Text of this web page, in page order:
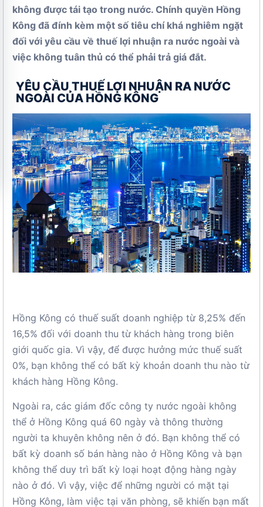
không được tái tạo trong nước. Chính quyền Hồng
Kông đã đính kèm một số tiêu chí khá nghiêm ngặt
đối với yêu cầu về thuế lợi nhuận ra nước ngoài và
việc không tuân thủ có thể phải trả giá đắt.
YÊU CẦU THUẾ LỢI NHUẬN RA NƯỚC
NGOÀI CỦA HỒNG KÔNG
Hồng Kông có thuế suất doanh nghiệp từ 8,25% đến
16,5% đối với doanh thu từ khách hàng trong biên
giới quốc gia. Vì vậy, để được hưởng mức thuế suất
0%, bạn không thể có bất kỳ khoản doanh thu nào từ
khách hàng Hồng Kông.
Ngoài ra, các giám đốc công ty nước ngoài không
thể ở Hồng Kông quá 60 ngày và thông thường
người ta khuyên không nên ở đó. Bạn không thể có
bất kỳ doanh số bán hàng nào ở Hồng Kông và bạn
không thể duy trì bất kỳ loại hoạt động hàng ngày
nào ở đó. Vì vậy, việc để những người có mặt tại
Hồng Kông, làm việc tại văn phòng, sẽ khiến bạn mất